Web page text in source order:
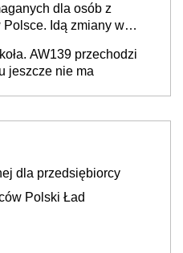
dla osób z
Polsce. Idą zmiany w
AW139 przechodzi
jeszcze nie ma
dla przedsiębiorcy
Polski Ład